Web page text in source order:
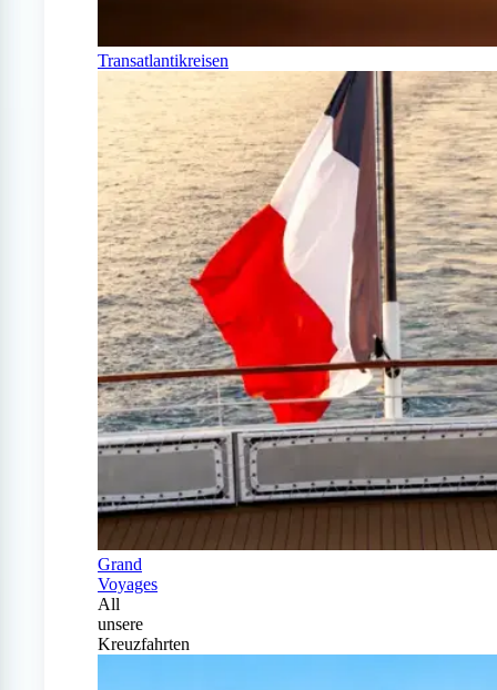
Transatlantikreisen
Grand
Voyages
All
unsere
Kreuzfahrten